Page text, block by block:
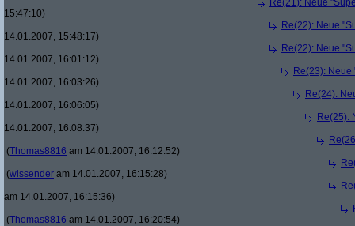
Re(21): Neue
15:47:10)
Re(22): Neue
14.01.2007, 15:48:17)
Re(22): Neue
14.01.2007, 16:01:12)
Re(23):
14.01.2007, 16:03:26)
Re(24):
14.01.2007, 16:06:05)
Re(25):
14.01.2007, 16:08:37)
(Thomas8816 am 14.01.2007, 16:12:52)
(wissender am 14.01.2007, 16:15:28)
am 14.01.2007, 16:15:36)
(Thomas8816 am 14.01.2007, 16:20:54)